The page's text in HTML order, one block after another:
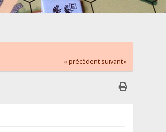
« précédent suivant »